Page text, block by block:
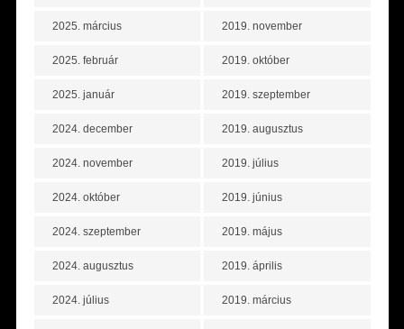
2025. március
2025. február
2025. január
2024. december
2024. november
2024. október
2024. szeptember
2024. augusztus
2024. július
2019. november
2019. október
2019. szeptember
2019. augusztus
2019. július
2019. június
2019. május
2019. április
2019. március